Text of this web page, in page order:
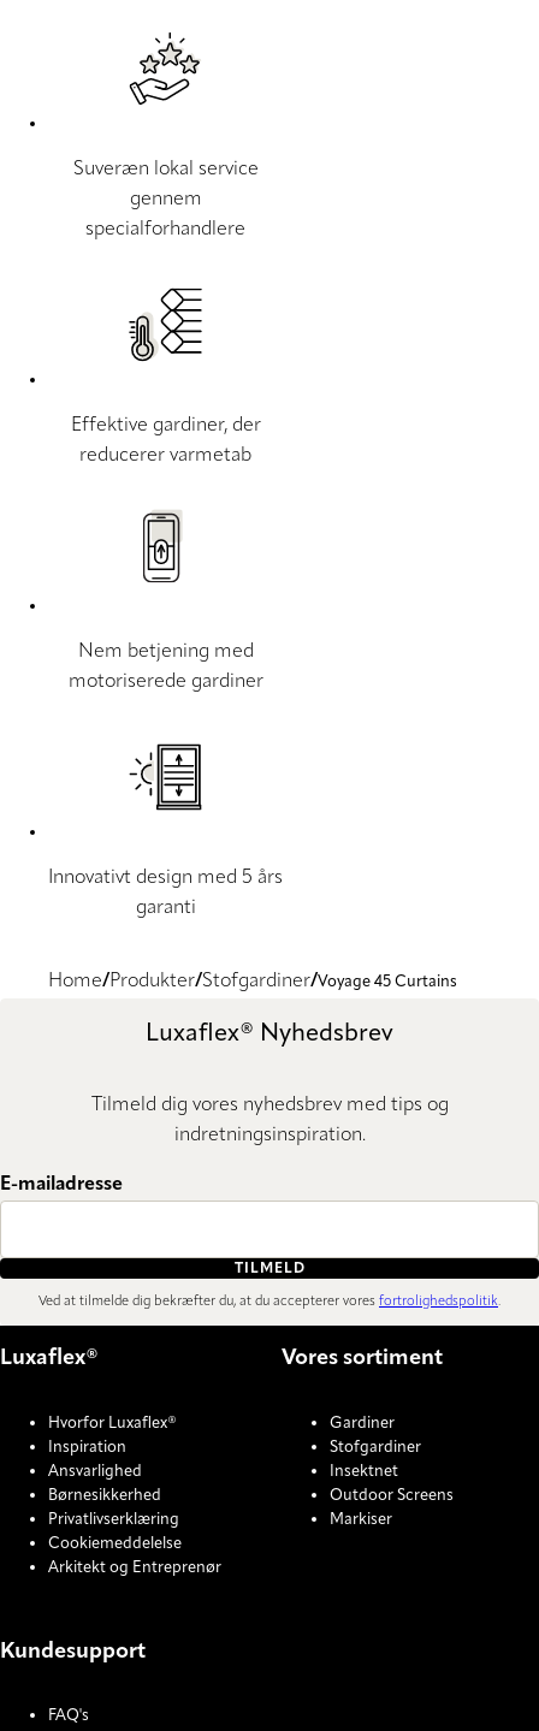
Suveræn lokal service
gennem
specialforhandlere
Effektive gardiner, der
reducerer varmetab
Nem betjening med
motoriserede gardiner
Innovativt design med 5 års
garanti
Home Produkter Stofgardiner Voyage 45 Curtains
Luxaflex® Nyhedsbrev
Tilmeld dig vores nyhedsbrev med tips og
indretningsinspiration.
E-mailadresse
TILMELD
Ved at tilmelde dig bekræfter du, at du accepterer vores fortrolighedspolitik.
Luxaflex®
Hvorfor Luxaflex®
Inspiration
Ansvarlighed
Børnesikkerhed
Privatlivserklæring
Cookiemeddelelse
Arkitekt og Entreprenør
Vores sortiment
Gardiner
Stofgardiner
Insektnet
Outdoor Screens
Markiser
Kundesupport
FAQ's